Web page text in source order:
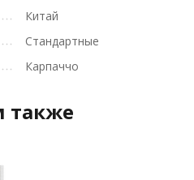
Китай
Стандартные
Карпаччо
также